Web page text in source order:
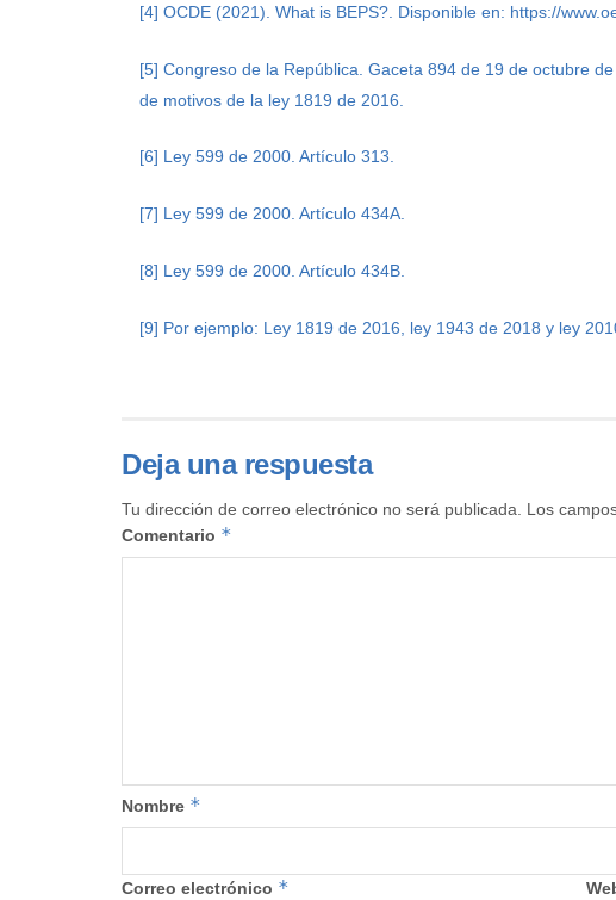
[4] OCDE (2021). What is BEPS?. Disponible en: https://
[5] Congreso de la República. Gaceta 894 de 19 de octubre
de motivos de la ley 1819 de 2016.
[6] Ley 599 de 2000. Artículo 313.
[7] Ley 599 de 2000. Artículo 434A.
[8] Ley 599 de 2000. Artículo 434B.
[9] Por ejemplo: Ley 1819 de 2016, ley 1943 de 2018 y ley
Deja una respuesta
Tu dirección de correo electrónico no será publicada. Los
Comentario *
Nombre *
Correo electrónico *